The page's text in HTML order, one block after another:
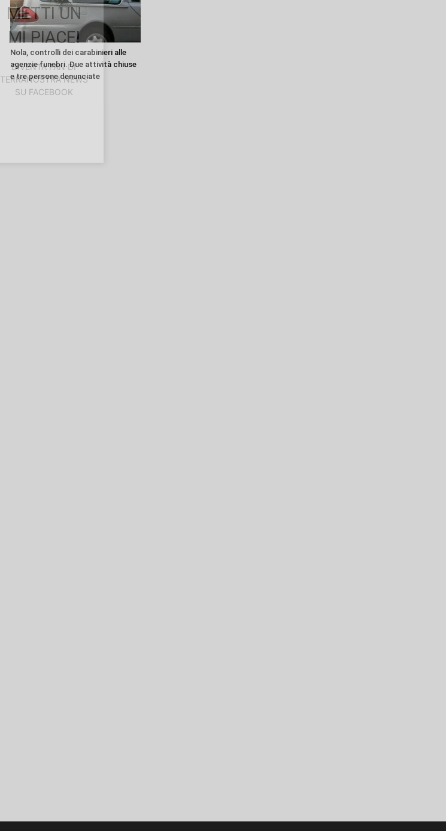
Nola, controlli dei carabinieri alle
agenzie funebri. Due attività chiuse
e tre persone denunciate
METTI UN
MI PIACE!
DIVENTA FAN DI
TERRANOSTRA NEWS
SU FACEBOOK